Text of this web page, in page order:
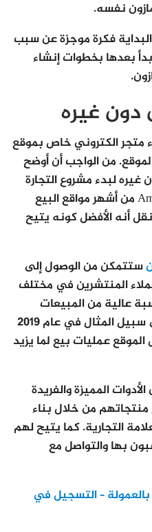
نفسه.
فكرة موجزة عن سبب
بعدها بخطوات إنشاء
دون غيره
متجر الكتروني خاص بموقع
من الواجب أن أوضح
لبدء مشروع التجارة
الالكترونية. يعتبر أمازون Amazon من أشهر مواقع البيع
أنه الأفضل كونه يتيح
ستتمكن من الوصول إلى
المنتشرين في مختلف
عالية من المبيعات
والأرباح عبر كل عملية بيع.على سبيل المثال في عام 2019
عمليات بيع لما يزيد
المميزة والفريدة
من خلال بناء
التجارية. كما يتيح لهم
بها والتواصل مع
– التسجيل في